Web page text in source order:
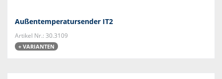
Außentemperatursender IT2
Artikel Nr.: 30.3109
+ VARIANTEN